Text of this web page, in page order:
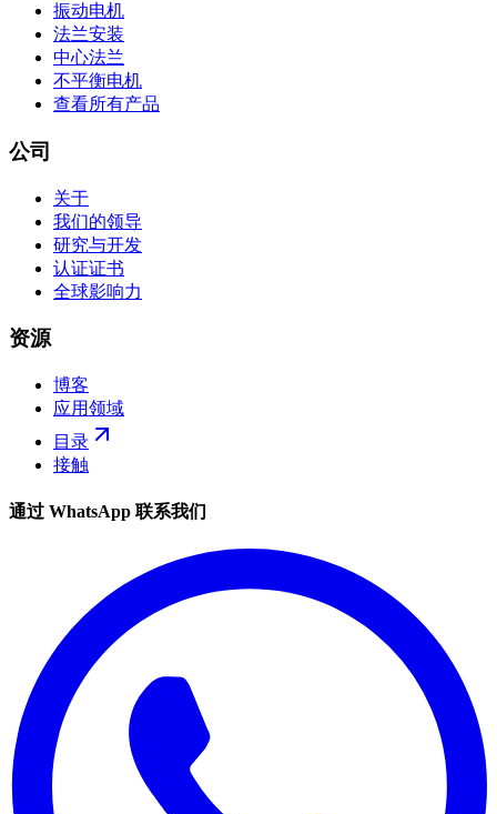
振动电机
法兰安装
中心法兰
不平衡电机
查看所有产品
公司
关于
我们的领导
研究与开发
认证证书
全球影响力
资源
博客
应用领域
目录
接触
通过 WhatsApp 联系我们